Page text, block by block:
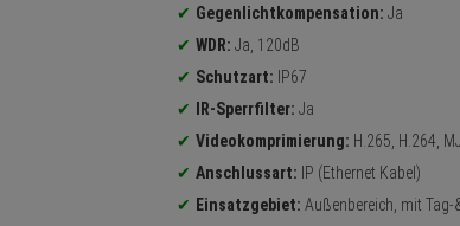
Gegenlichtkompensation: Ja
WDR: Ja, 120dB
Schutzart: IP67
IR-Sperrfilter: Ja
Videokomprimierung: H.265, H.264,
Anschlussart: IP (Ethernet Kabel)
Einsatzgebiet: Außenbereich, mit Tag-